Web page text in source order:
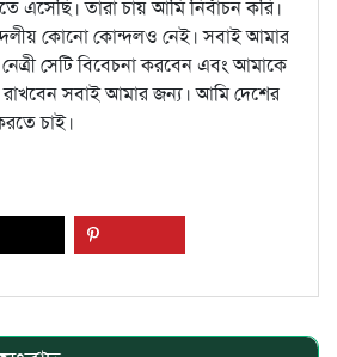
এসেছি। তারা চায় আমি নির্বাচন করি।
কোনো কোন্দলও নেই। সবাই আমার
সেটি বিবেচনা করবেন এবং আমাকে
সবাই আমার জন্য। আমি দেশের
চাই।